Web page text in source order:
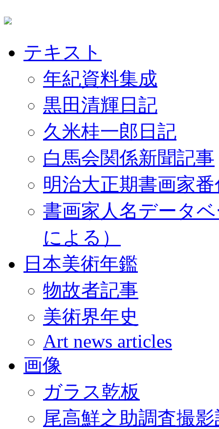
テキスト
年紀資料集成
黒田清輝日記
久米桂一郎日記
白馬会関係新聞記事
明治大正期書画家
書画家人名データ
による）
日本美術年鑑
物故者記事
美術界年史
Art news articles
画像
ガラス乾板
尾高鮮之助調査撮